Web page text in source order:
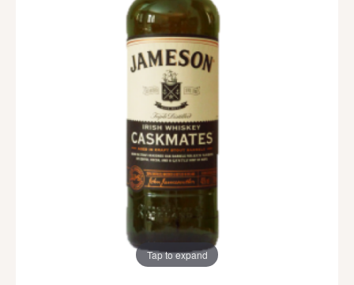
Tap to expand